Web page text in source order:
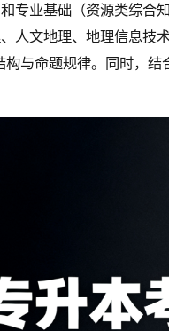
专业基础（资源类综合
人文地理、地理信息技
与命题规律。同时，结